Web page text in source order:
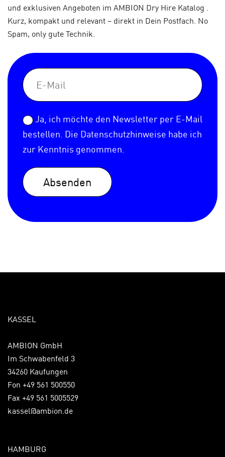
und exklusiven Angeboten im AMBION Dry Hire Katalog .
Kurz, kompakt und relevant – direkt in Dein Postfach. No
Spam, only gute Technik.
Ja, ich möchte den Newsletter per E-Mail
bestellen. Die Datenschutzhinweise habe ich
zur Kenntnis genommen.
Absenden
KASSEL
AMBION GmbH
Im Schwabenfeld 3
34260 Kaufungen
Fon +49 561 500550
Fax +49 561 5005529
kassel@ambion.de
HAMBURG